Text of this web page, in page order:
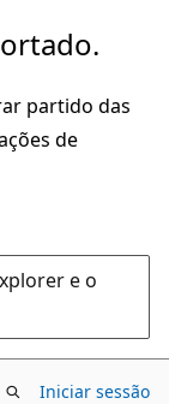
partido das
de
e o
Iniciar sessão